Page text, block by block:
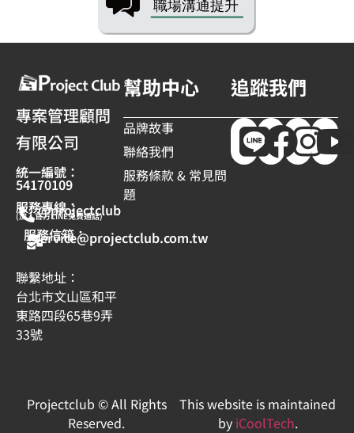
專案管理顧問
有限公司
統一編號：
54170109
服務專線：
@projectclub
(加入官方LINE免費通話)
服務信箱：
service@projectclub.com.tw
聯繫地址：
台北市文山區和平
東路四段65巷9弄
33號
幫助中心
品牌故事
聯絡我們
服務條款 & 常見問
題
追蹤我們
Projectclub © All Rights
Reserved.
This website is maintained
by iCoolTech.